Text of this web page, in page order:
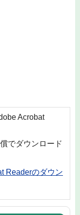
Acrobat
でダウンロード
Readerのダウン